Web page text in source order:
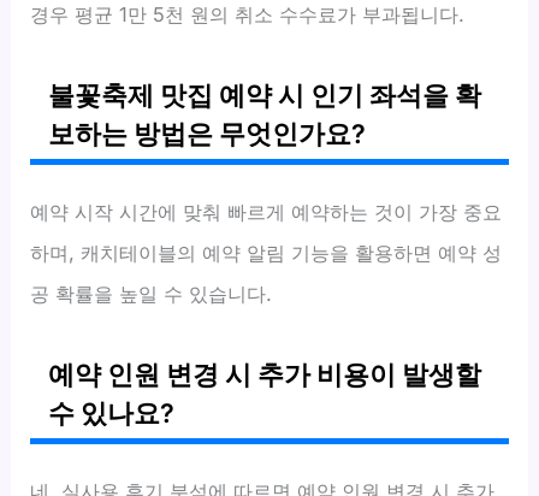
경우 평균 1만 5천 원의 취소 수수료가 부과됩니다.
불꽃축제 맛집 예약 시 인기 좌석을 확
보하는 방법은 무엇인가요?
예약 시작 시간에 맞춰 빠르게 예약하는 것이 가장 중요
하며, 캐치테이블의 예약 알림 기능을 활용하면 예약 성
공 확률을 높일 수 있습니다.
예약 인원 변경 시 추가 비용이 발생할
수 있나요?
네, 실사용 후기 분석에 따르면 예약 인원 변경 시 추가